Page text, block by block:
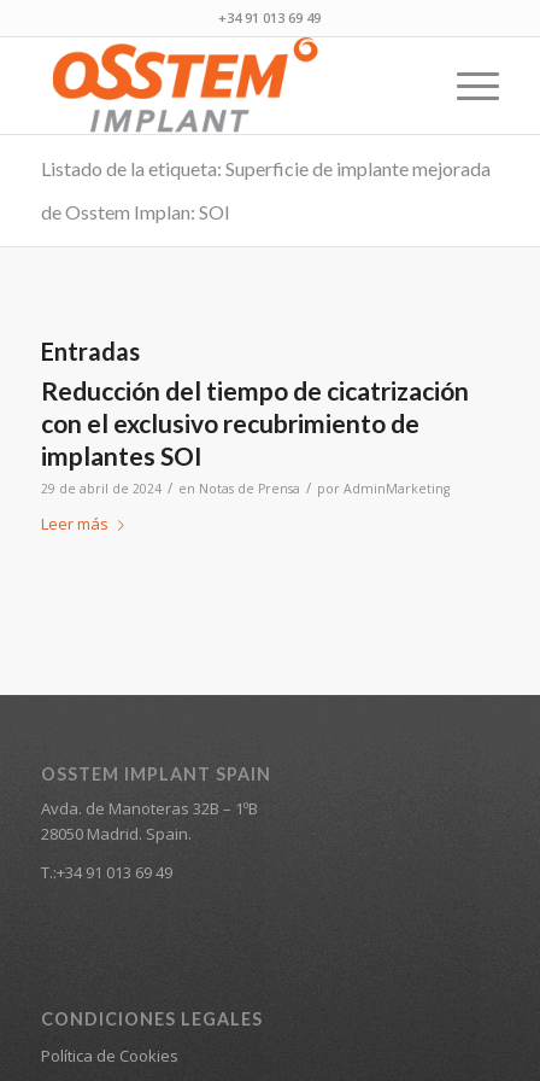
+34 91 013 69 49
Listado de la etiqueta: Superficie de implante mejorada
de Osstem Implan: SOI
Entradas
Reducción del tiempo de cicatrización
con el exclusivo recubrimiento de
implantes SOI
29 de abril de 2024 / en Notas de Prensa / por AdminMarketing
Leer más
OSSTEM IMPLANT SPAIN
Avda. de Manoteras 32B – 1ºB
28050 Madrid. Spain.
T.:+34 91 013 69 49
CONDICIONES LEGALES
Política de Cookies